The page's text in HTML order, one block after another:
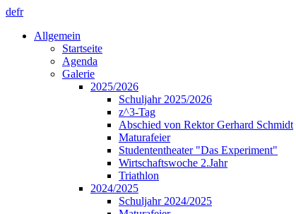
defr
Allgemein
Startseite
Agenda
Galerie
2025/2026
Schuljahr 2025/2026
z^3-Tag
Abschied von Rektor Gerhard Schmidt
Maturafeier
Studententheater "Das Experiment"
Wirtschaftswoche 2.Jahr
Triathlon
2024/2025
Schuljahr 2024/2025